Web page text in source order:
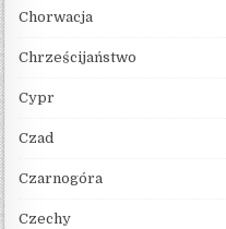
Chorwacja
Chrześcijaństwo
Cypr
Czad
Czarnogóra
Czechy